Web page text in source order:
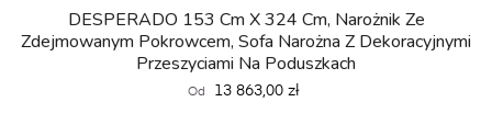
DESPERADO 153 Cm X 324 Cm, Narożnik Ze
Zdejmowanym Pokrowcem, Sofa Narożna Z Dekoracyjnymi
Przeszyciami Na Poduszkach
Od Cena
13 863,00 zł